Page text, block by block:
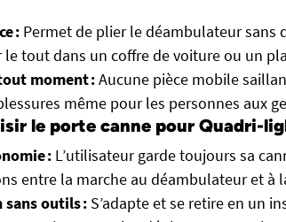
: Permet de plier le déambulateur sans
le tout dans un coffre de voiture ou un
moment :Aucune pièce mobile
même pour les personnes aux
le porte canne pour Quadri-
: L’utilisateur garde toujours sa
entre la marche au déambulateur et à
outils : S’adapte et se retire en un